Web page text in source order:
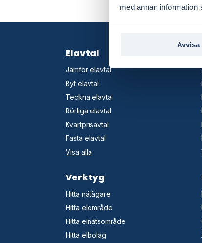
med annan information
Avvisa
Elavtal
Jämför elavtal
Byt elavtal
Teckna elavtal
Rörliga elavtal
Kvartprisavtal
Fasta elavtal
Visa alla
Verktyg
Hitta nätägare
Hitta elområde
Hitta elnätsområde
Hitta elbolag